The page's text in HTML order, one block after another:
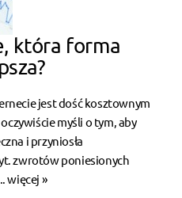
która forma
jest dość kosztownym
myśli o tym, aby
i przyniosła
zwrotów poniesionych
więcej »